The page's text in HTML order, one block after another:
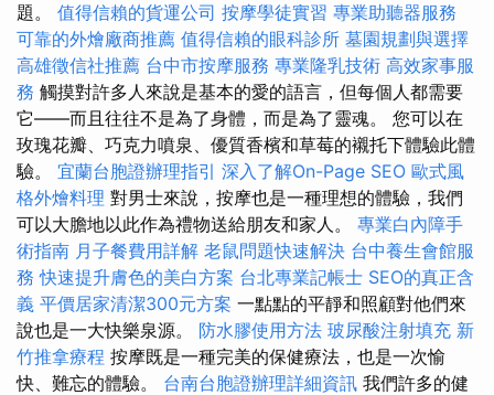
題。 值得信賴的貨運公司 按摩學徒實習 專業助聽器服務
可靠的外燴廠商推薦 值得信賴的眼科診所 墓園規劃與選擇
高雄徵信社推薦 台中市按摩服務 專業隆乳技術 高效家事服
務 觸摸對許多人來說是基本的愛的語言，但每個人都需要
它——而且往往不是為了身體，而是為了靈魂。 您可以在
玫瑰花瓣、巧克力噴泉、優質香檳和草莓的襯托下體驗此體
驗。 宜蘭台胞證辦理指引 深入了解On-Page SEO 歐式風
格外燴料理 對男士來說，按摩也是一種理想的體驗，我們
可以大膽地以此作為禮物送給朋友和家人。 專業白內障手
術指南 月子餐費用詳解 老鼠問題快速解決 台中養生會館服
務快速提升膚色的美白方案 台北專業記帳士 SEO的真正含
義 平價居家清潔300元方案 一點點的平靜和照顧對他們來
說也是一大快樂泉源。 防水膠使用方法 玻尿酸注射填充 新
竹推拿療程 按摩既是一種完美的保健療法，也是一次愉
快、難忘的體驗。 台南台胞證辦理詳細資訊 我們許多的健